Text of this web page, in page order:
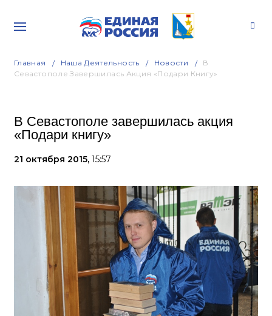
Главная Наша Деятельность Новости
В
Севастополе Завершилась Акция «Подари Книгу»
В Севастополе завершилась акция
«Подари книгу»
21 октября 2015, 15:57